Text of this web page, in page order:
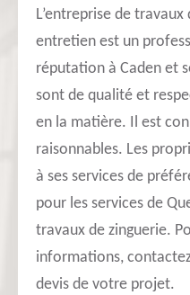
L’entreprise de
entretien est un
réputation à Caden et
sont de qualité et
en la matière. Il est
raisonnables. Les
à ses services de
pour les services de
travaux de zinguerie.
informations,
devis de votre projet.